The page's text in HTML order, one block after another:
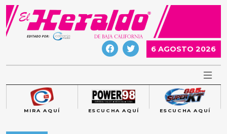
Skip
content
6 AGOSTO 2026
MIRA AQUÍ ESCUCHA AQUÍ ESCUCHA AQUÍ